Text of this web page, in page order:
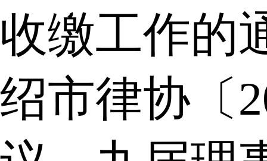
收缴工作的
绍市律协〔